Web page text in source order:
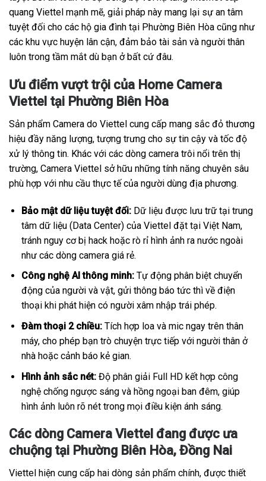
quang Viettel mạnh mẽ, giải pháp này mang lại sự an tâm
tuyệt đối cho các hộ gia đình tại Phường Biên Hòa cũng như
các khu vực huyện lân cận, đảm bảo tài sản và người thân
luôn trong tầm mắt dù bạn ở bất cứ đâu.
Ưu điểm vượt trội của Home Camera
Viettel tại Phường Biên Hòa
Sản phẩm Camera do Viettel cung cấp mang sắc đỏ thương
hiệu đầy năng lượng, tượng trưng cho sự tin cậy và tốc độ
xử lý thông tin. Khác với các dòng camera trôi nổi trên thị
trường, Camera Viettel sở hữu những tính năng chuyên sâu
phù hợp với nhu cầu thực tế của người dùng địa phương.
Bảo mật dữ liệu tuyệt đối:Dữ liệu được lưu trữ tại trung
tâm dữ liệu (Data Center) của Viettel đặt tại Việt Nam,
tránh nguy cơ bị hack hoặc rò rỉ hình ảnh ra nước ngoài
như các dòng camera giá rẻ.
Công nghệ AI thông minh:Tự động phân biệt chuyển
động của người và vật, gửi thông báo tức thì về điện
thoại khi phát hiện có người xâm nhập trái phép.
Đàm thoại 2 chiều:Tích hợp loa và mic ngay trên thân
máy, cho phép bạn trò chuyện trực tiếp với người thân ở
nhà hoặc cảnh báo kẻ gian.
Hình ảnh sắc nét:Độ phân giải Full HD kết hợp công
nghệ chống ngược sáng và hồng ngoại ban đêm, giúp
hình ảnh luôn rõ nét trong mọi điều kiện ánh sáng.
Các dòng Camera Viettel đang được ưa
chuộng tại Phường Biên Hòa, Đồng Nai
Viettel hiện cung cấp hai dòng sản phẩm chính, được thiết